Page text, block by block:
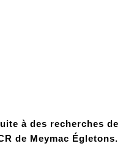
à des recherches de
de Meymac Égletons.